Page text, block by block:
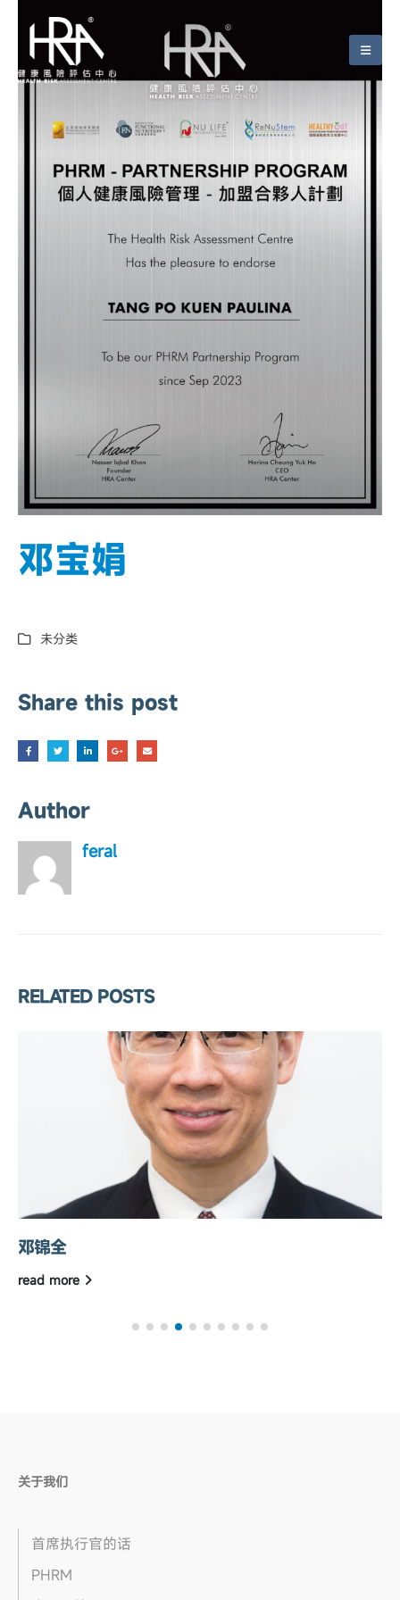
邓宝娟
未分类
Share this post
Author
feral
RELATED POSTS
邓锦全
read more
关于我们
首席执行官的话
PHRM